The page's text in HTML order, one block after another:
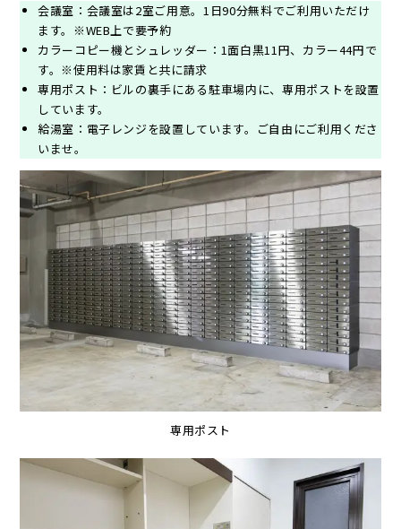
会議室：会議室は2室ご用意。1日90分無料でご利用いただけ
ます。※WEB上で要予約
カラーコピー機とシュレッダー：1面白黒11円、カラー44円で
す。※使用料は家賃と共に請求
専用ポスト：ビルの裏手にある駐車場内に、専用ポストを設置
しています。
給湯室：電子レンジを設置しています。ご自由にご利用くださ
いませ。
専用ポスト